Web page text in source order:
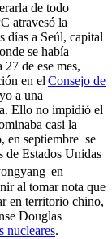
de todo
atravesó la
días a Seúl, capital
se había
de ese mes,
en elConsejo de
a una
Ello no impidió el
casi la
en septiembre se
de Estados Unidas
en
al tomar nota que
en territorio chino,
Douglas
nucleares.